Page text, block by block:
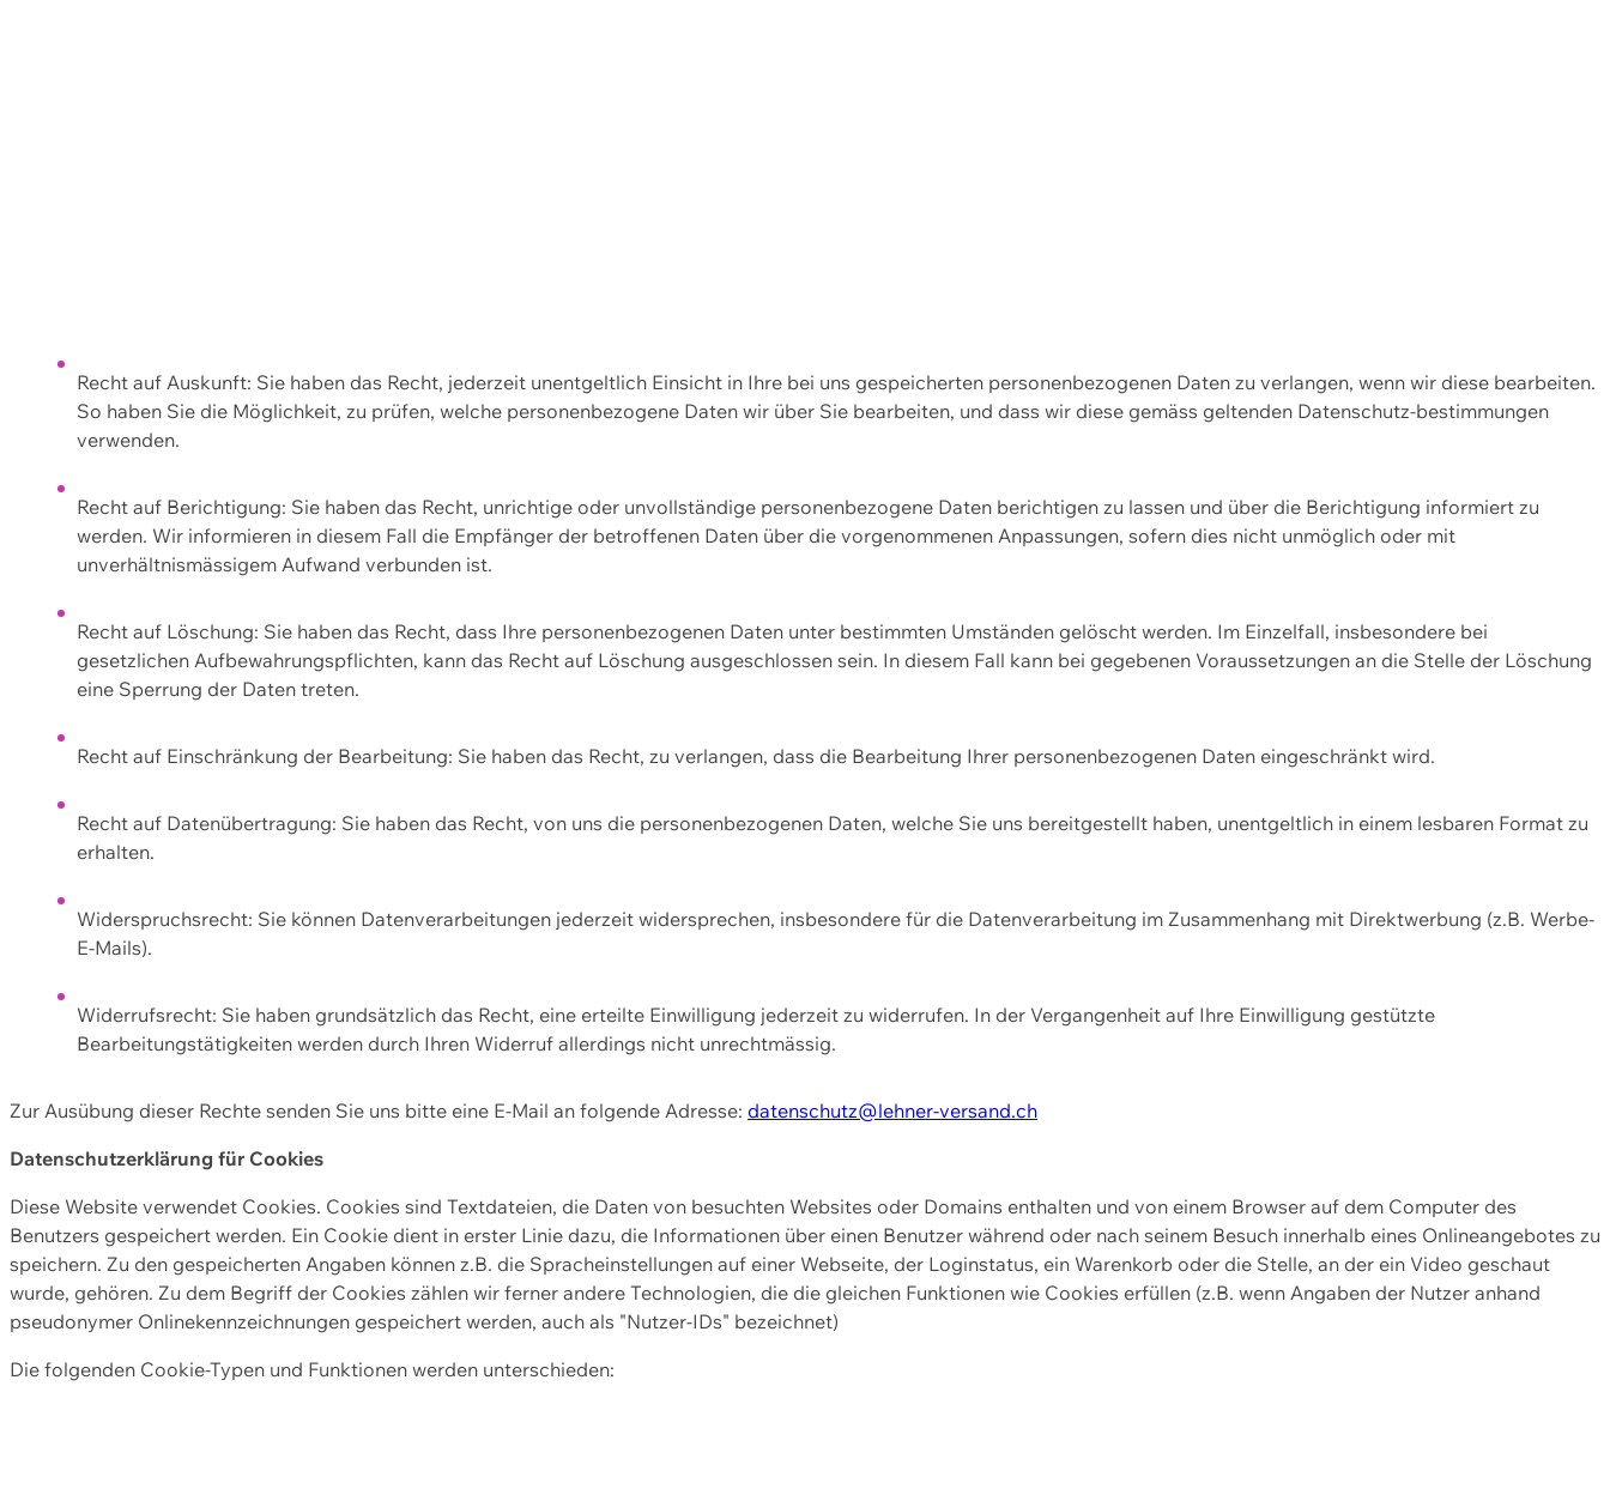
Recht auf Auskunft: Sie haben das Recht, jederzeit unentgeltlich Einsicht in Ihre bei uns gespeicherten personenbezogenen Daten zu verlangen, wenn wir diese bearbeiten.
So haben Sie die Möglichkeit, zu prüfen, welche personenbezogene Daten wir über Sie bearbeiten, und dass wir diese gemäss geltenden Datenschutz-bestimmungen
verwenden.
Recht auf Berichtigung: Sie haben das Recht, unrichtige oder unvollständige personenbezogene Daten berichtigen zu lassen und über die Berichtigung informiert zu
werden. Wir informieren in diesem Fall die Empfänger der betroffenen Daten über die vorgenommenen Anpassungen, sofern dies nicht unmöglich oder mit
unverhältnismässigem Aufwand verbunden ist.
Recht auf Löschung: Sie haben das Recht, dass Ihre personenbezogenen Daten unter bestimmten Umständen gelöscht werden. Im Einzelfall, insbesondere bei
gesetzlichen Aufbewahrungspflichten, kann das Recht auf Löschung ausgeschlossen sein. In diesem Fall kann bei gegebenen Voraussetzungen an die Stelle der Löschung
eine Sperrung der Daten treten.
Recht auf Einschränkung der Bearbeitung: Sie haben das Recht, zu verlangen, dass die Bearbeitung Ihrer personenbezogenen Daten eingeschränkt wird.
Recht auf Datenübertragung: Sie haben das Recht, von uns die personenbezogenen Daten, welche Sie uns bereitgestellt haben, unentgeltlich in einem lesbaren Format zu
erhalten.
Widerspruchsrecht: Sie können Datenverarbeitungen jederzeit widersprechen, insbesondere für die Datenverarbeitung im Zusammenhang mit Direktwerbung (z.B. Werbe-
E-Mails).
Widerrufsrecht: Sie haben grundsätzlich das Recht, eine erteilte Einwilligung jederzeit zu widerrufen. In der Vergangenheit auf Ihre Einwilligung gestützte
Bearbeitungstätigkeiten werden durch Ihren Widerruf allerdings nicht unrechtmässig.
Zur Ausübung dieser Rechte senden Sie uns bitte eine E-Mail an folgende Adresse: datenschutz@lehner-versand.ch
Datenschutzerklärung für Cookies
Diese Website verwendet Cookies. Cookies sind Textdateien, die Daten von besuchten Websites oder Domains enthalten und von einem Browser auf dem Computer des
Benutzers gespeichert werden. Ein Cookie dient in erster Linie dazu, die Informationen über einen Benutzer während oder nach seinem Besuch innerhalb eines Onlineangebotes zu
speichern. Zu den gespeicherten Angaben können z.B. die Spracheinstellungen auf einer Webseite, der Loginstatus, ein Warenkorb oder die Stelle, an der ein Video geschaut
wurde, gehören. Zu dem Begriff der Cookies zählen wir ferner andere Technologien, die die gleichen Funktionen wie Cookies erfüllen (z.B. wenn Angaben der Nutzer anhand
pseudonymer Onlinekennzeichnungen gespeichert werden, auch als "Nutzer-IDs" bezeichnet)
Die folgenden Cookie-Typen und Funktionen werden unterschieden: